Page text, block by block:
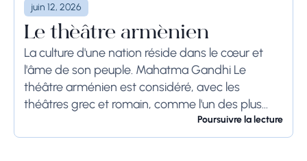
juin 12, 2026
Le théâtre arménien
La culture d'une nation réside dans le cœur et
l'âme de son peuple. Mahatma Gandhi Le
théâtre arménien est considéré, avec les
théâtres grec et romain, comme l'un des plus
anciens théâtres du monde․ Le premier...
Poursuivre la lecture